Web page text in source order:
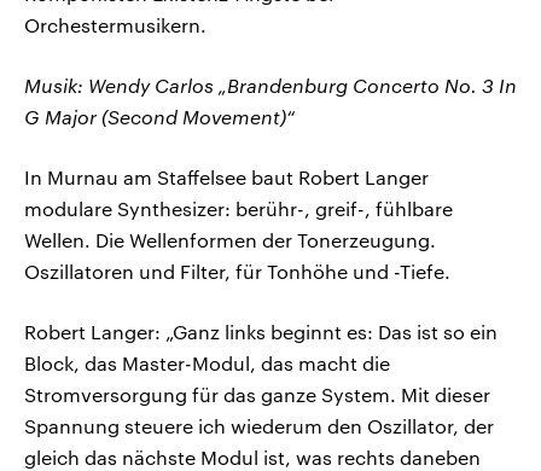
Orchestermusikern.
Musik: Wendy Carlos „Brandenburg Concerto No. 3 In
G Major (Second Movement)“
In Murnau am Staffelsee baut Robert Langer
modulare Synthesizer: berühr-, greif-, fühlbare
Wellen. Die Wellenformen der Tonerzeugung.
Oszillatoren und Filter, für Tonhöhe und -Tiefe.
Robert Langer: „Ganz links beginnt es: Das ist so ein
Block, das Master-Modul, das macht die
Stromversorgung für das ganze System. Mit dieser
Spannung steuere ich wiederum den Oszillator, der
gleich das nächste Modul ist, was rechts daneben